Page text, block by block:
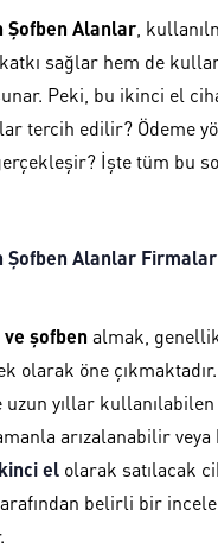
Şofben Alanlar,
sağlar hem de
Peki, bu ikinci el
tercih edilir? Ödeme
İşte tüm bu
Alanlar
şofben almak,
olarak öne
yıllar kullanılabilen
arızalanabilir veya
el olarak satılacak
belirli bir